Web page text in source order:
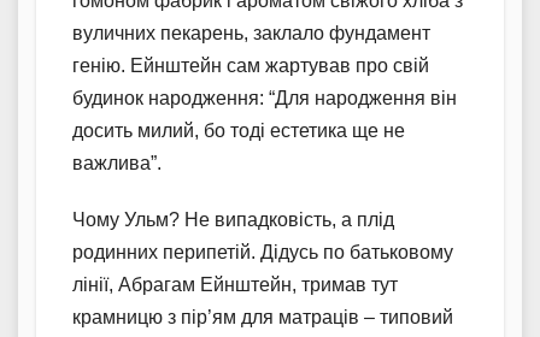
вуличних пекарень, заклало фундамент
генію. Ейнштейн сам жартував про свій
будинок народження: “Для народження він
досить милий, бо тоді естетика ще не
важлива”.
Чому Ульм? Не випадковість, а плід
родинних перипетій. Дідусь по батьковому
лінії, Абрагам Ейнштейн, тримав тут
крамницю з пір’ям для матраців – типовий